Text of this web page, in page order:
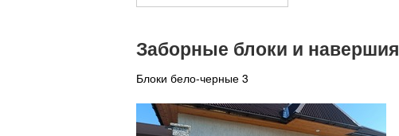
Заборные блоки и навершия
Блоки бело-черные 3